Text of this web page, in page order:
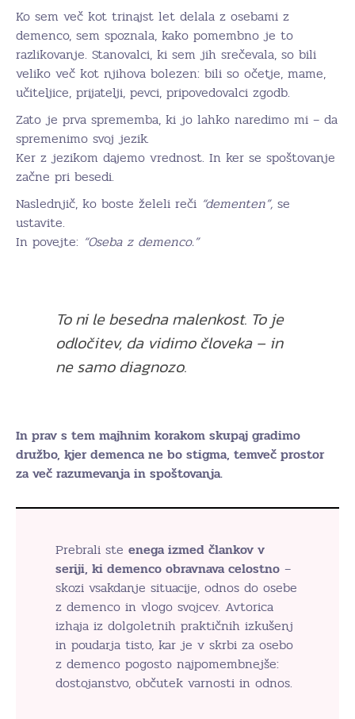
Ko sem več kot trinajst let delala z osebami z
demenco, sem spoznala, kako pomembno je to
razlikovanje. Stanovalci, ki sem jih srečevala, so bili
veliko več kot njihova bolezen: bili so očetje, mame,
učiteljice, prijatelji, pevci, pripovedovalci zgodb.
Zato je prva sprememba, ki jo lahko naredimo mi – da
spremenimo svoj jezik.
Ker z jezikom dajemo vrednost. In ker se spoštovanje
začne pri besedi.
Naslednjič, ko boste želeli reči “dementen”, se
ustavite.
In povejte: “Oseba z demenco.”
To ni le besedna malenkost. To je
odločitev, da vidimo človeka – in
ne samo diagnozo.
In prav s tem majhnim korakom skupaj gradimo
družbo, kjer demenca ne bo stigma, temveč prostor
za več razumevanja in spoštovanja.
Prebrali ste enega izmed člankov v
seriji, ki demenco obravnava celostno –
skozi vsakdanje situacije, odnos do osebe
z demenco in vlogo svojcev. Avtorica
izhaja iz dolgoletnih praktičnih izkušenj
in poudarja tisto, kar je v skrbi za osebo
z demenco pogosto najpomembnejše:
dostojanstvo, občutek varnosti in odnos.